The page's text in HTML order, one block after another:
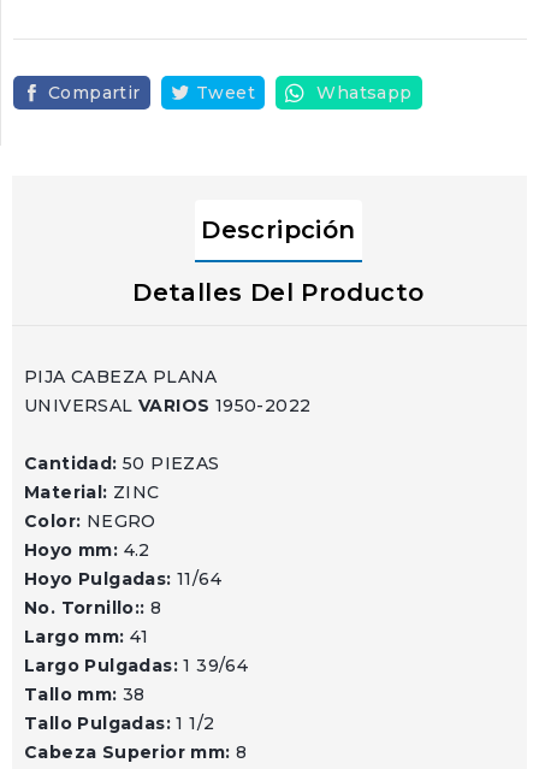
Compartir Tweet Whatsapp
Descripción
Detalles Del Producto
PIJA CABEZA PLANA
UNIVERSAL VARIOS 1950-2022
Cantidad: 50 PIEZAS
Material: ZINC
Color: NEGRO
Hoyo mm: 4.2
Hoyo Pulgadas: 11/64
No. Tornillo:: 8
Largo mm: 41
Largo Pulgadas:1 39/64
Tallo mm: 38
Tallo Pulgadas:1 1/2
Cabeza Superior mm: 8